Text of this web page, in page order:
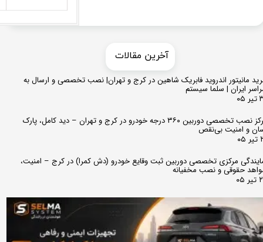
مانیتور اندروید فابریک شاهین در کرج و تهران| نصب تخصصی و ارسال به
ایران | سلما سیستم
مرکز نصب تخصصی دوربین ۳۶۰ درجه خودرو در کرج و تهران – دید کامل، پارک
و امنیت بی‌نقص
مرکزی تخصصی دوربین ثبت وقایع خودرو (دش کمرا) در کرج – امنیت،
حقوقی و نصب مخفیانه
​​آخرین مقالات